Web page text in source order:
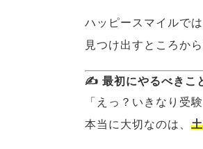
ハッピースマイルで
見つけ出すところか
✍️ 最初にやるべきこ
「えっ？いきなり受
本当に大切なのは、